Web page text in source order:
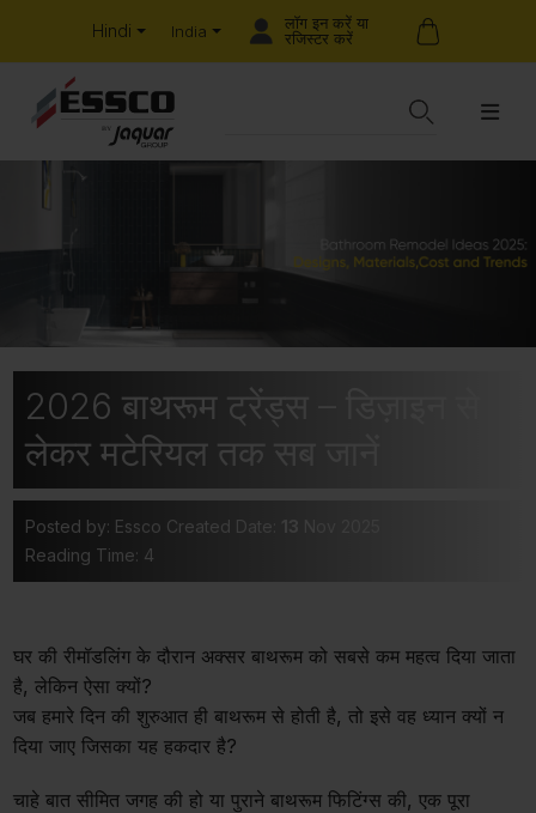
Hindi India
लॉग इन करें या
रजिस्टर करें
2026 बाथरूम ट्रेंड्स – डिज़ाइन से
लेकर मटेरियल तक सब जानें
Posted by: Essco Created Date:
Reading Time: 4
घर की रीमॉडलिंग के दौरान अक्सर बाथरूम को सबसे कम महत्व दिया जाता
है, लेकिन ऐसा क्यों?
जब हमारे दिन की शुरुआत ही बाथरूम से होती है, तो इसे वह ध्यान क्यों न
दिया जाए जिसका यह हकदार है?
चाहे बात सीमित जगह की हो या पुराने बाथरूम फिटिंग्स की, एक पूरा